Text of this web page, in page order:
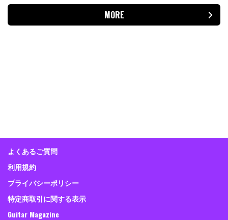
MORE
よくあるご質問
利用規約
プライバシーポリシー
特定商取引に関する表示
Guitar Magazine